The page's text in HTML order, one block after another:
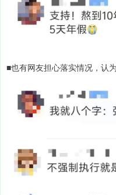
■也有网友担心落实情况，认